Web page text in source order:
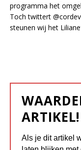
programma het
Toch twittert
steunen wij het
ARTIKEL!
Als je dit artikel